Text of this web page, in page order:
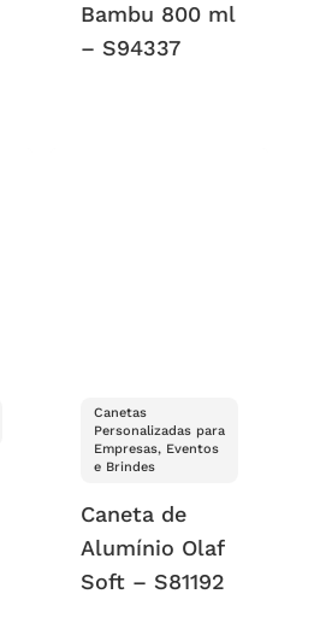
Bambu 800 ml
– S94337
Canetas
Personalizadas para
Empresas, Eventos
e Brindes
Caneta de
Alumínio Olaf
Soft – S81192